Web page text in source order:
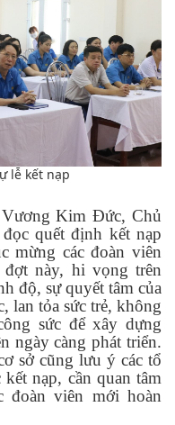
lễ kết nạp
Kim Đức, Chủ
quết định kết nạp
mừng các đoàn viên
này, hi vọng trên
độ, sự quyết tâm của
lan tỏa sức trẻ, không
sức để xây dựng
ngày càng phát triển.
sở cũng lưu ý các tổ
nạp, cần quan tâm
đoàn viên mới hoàn